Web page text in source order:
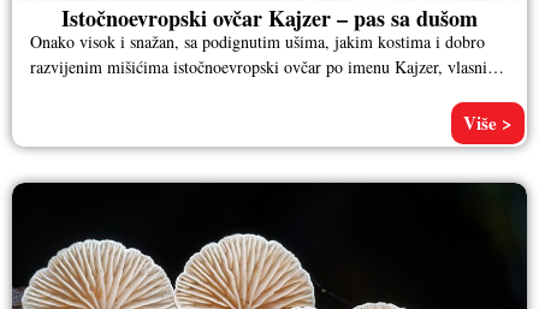
Istočnoevropski ovčar Kajzer – pas sa dušom
Onako visok i snažan, sa podignutim ušima, jakim kostima i dobro
razvijenim mišićima istočnoevropski ovčar po imenu Kajzer, vlasnika
Više >